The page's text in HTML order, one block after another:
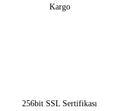
Kargo
256bit SSL Sertifikası